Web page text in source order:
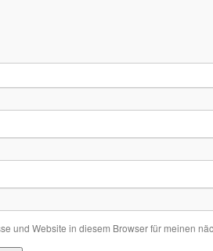
und Website in diesem Browser für meinen